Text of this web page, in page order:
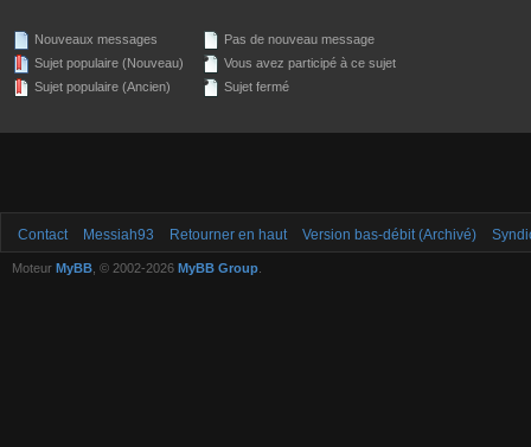
Nouveaux messages
Sujet populaire (Nouveau)
Sujet populaire (Ancien)
Pas de nouveau message
Vous avez participé à ce sujet
Sujet fermé
Contact Messiah93 Retourner en haut Version bas-débit (Archivé)
Moteur MyBB , © 2002-2026 MyBB Group